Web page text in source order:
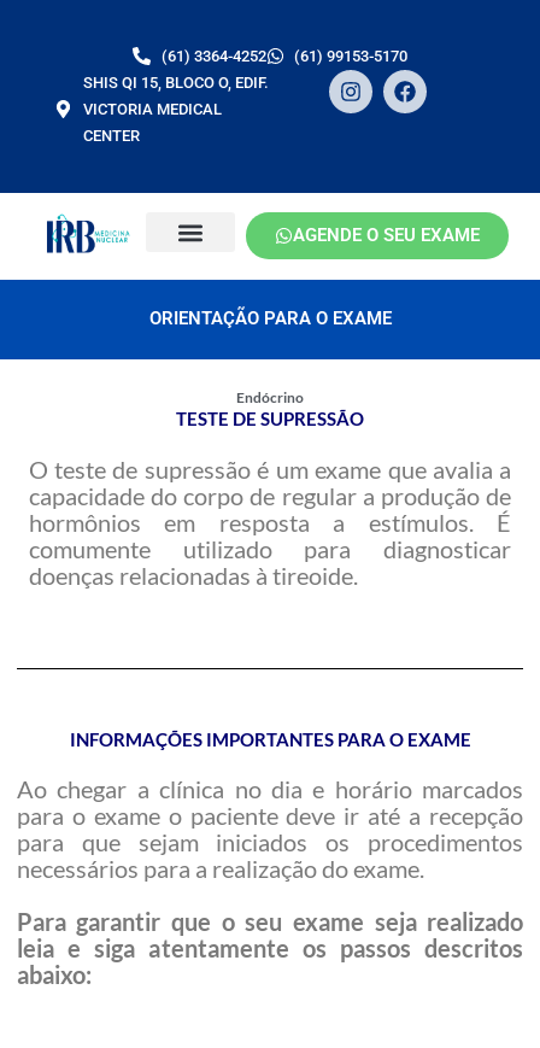
(61) 3364-4252
(61) 99153-5170
SHIS QI 15, BLOCO O, EDIF.
VICTORIA MEDICAL
CENTER
I
n
s
g
r
a
F
a
c
o
o
k
AGENDE O SEU EXAME
ORIENTAÇÃO PARA O EXAME
Endócrino
TESTE DE SUPRESSÃO
O teste de supressão é um exame que avalia a
capacidade do corpo de regular a produção de
hormônios em resposta a estímulos. É
comumente utilizado para diagnosticar
doenças relacionadas à tireoide.
INFORMAÇÕES IMPORTANTES PARA O EXAME
Ao chegar a clínica no dia e horário marcados
para o exame o paciente deve ir até a recepção
para que sejam iniciados os procedimentos
necessários para a realização do exame.
Para garantir que o seu exame seja realizado
leia e siga atentamente os passos descritos
abaixo: